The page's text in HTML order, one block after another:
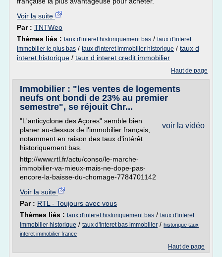
Voir la suite
Par : TNTWeo
Thèmes liés : taux d'interet historiquement bas / taux d'interet
immobilier le plus bas / taux d'interet immobilier historique / taux d
interet historique / taux d interet credit immobilier
Haut de page
Immobilier : "les ventes de logements
neufs ont bondi de 23% au premier
semestre", se réjouit Chr...
voir la vidéo
"L'anticyclone des Açores" semble bien
planer au-dessus de l'immobilier français,
notamment en raison des taux d'intérêt
historiquement bas.
http://www.rtl.fr/actu/conso/le-marche-
immobilier-va-mieux-mais-ne-dope-pas-
encore-la-baisse-du-chomage-7784701142
Voir la suite
Par : RTL - Toujours avec vous
Thèmes liés : taux d'interet historiquement bas / taux d'interet
immobilier historique / taux d'interet bas immobilier / historique taux
interet immobilier france
Haut de page